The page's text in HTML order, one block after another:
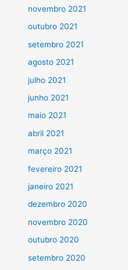
novembro 2021
outubro 2021
setembro 2021
agosto 2021
julho 2021
junho 2021
maio 2021
abril 2021
março 2021
fevereiro 2021
janeiro 2021
dezembro 2020
novembro 2020
outubro 2020
setembro 2020